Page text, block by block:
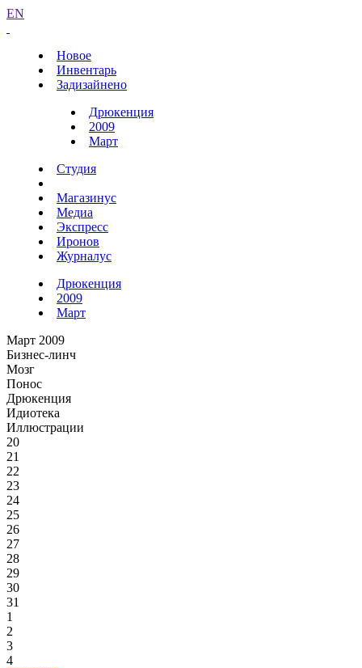
EN
Новое
Инвентарь
Задизайнено
Дрюкенция
2009
Март
Студия
Магазинус
Медиа
Экспресс
Иронов
Журналус
Дрюкенция
2009
Март
Март 2009
Бизнес-линч
Мозг
Понос
Дрюкенция
Идиотека
Иллюстрации
20
21
22
23
24
25
26
27
28
29
30
31
1
2
3
4